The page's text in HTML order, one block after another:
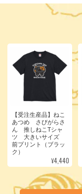
【受注生産品】ねこ
あつめ さびがらさ
ん 推しねこTシャ
ツ 大きいサイズ
前プリント（ブラッ
ク）
¥4,440